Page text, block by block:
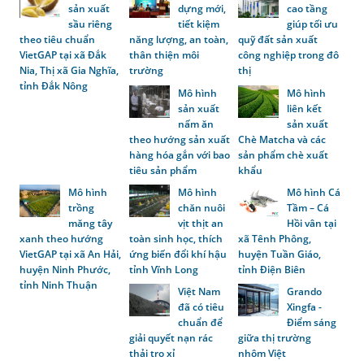
sản xuất
sầu riêng
theo tiêu chuẩn
VietGAP tại xã Đắk
Nia, Thị xã Gia Nghĩa,
tỉnh Đắk Nông
dựng mới,
tiết kiệm
năng lượng, an toàn,
thân thiện môi
trường
cao tầng
giúp tối ưu
quỹ đất sản xuất
công nghiệp trong đô
thị
Mô hình
sản xuất
nấm ăn
theo hướng sản xuất
hàng hóa gắn với bao
tiêu sản phẩm
Mô hình
liên kết
sản xuất
Chè Matcha và các
sản phẩm chè xuất
khẩu
Mô hình
trồng
măng tây
xanh theo hướng
VietGAP tại xã An Hải,
huyện Ninh Phước,
tỉnh Ninh Thuận
Mô hình
chăn nuôi
vịt thịt an
toàn sinh học, thích
ứng biến đổi khí hậu
tỉnh Vĩnh Long
Mô hình Cá
Tầm – Cá
Hồi vân tại
xã Tênh Phông,
huyện Tuần Giáo,
tỉnh Điện Biên
Việt Nam
đã có tiêu
chuẩn để
giải quyết nạn rác
thải tro xỉ
Grando
Xingfa -
Điểm sáng
giữa thị trường
nhôm Việt